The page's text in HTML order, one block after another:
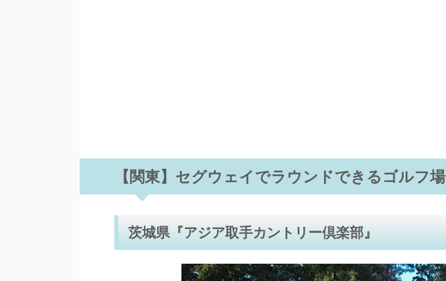
【関東】セグウェイでラウンドできるゴルフ場
茨城県『アジア取手カントリー倶楽部』